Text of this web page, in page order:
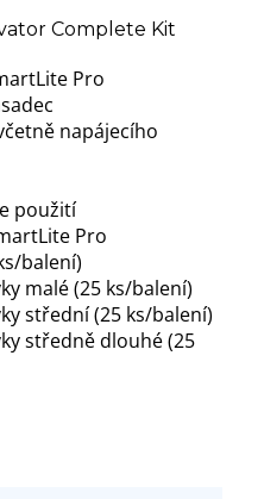
Complete Kit
Pro
napájecího
použití
Pro
balení)
malé (25 ks/balení)
střední (25 ks/balení)
středně dlouhé (25